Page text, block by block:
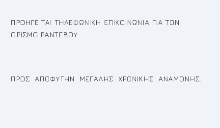
ΠΡΟΗΓΕΙΤΑΙ ΤΗΛΕΦΩΝΙΚΗ ΕΠΙΚΟΙΝΩΝΙΑ ΓΙΑ ΤΟΝ
ΟΡΙΣΜΟ ΡΑΝΤΕΒΟΥ
ΠΡΟΣ ΑΠΟΦΥΓΗΝ ΜΕΓΑΛΗΣ ΧΡΟΝΙΚΗΣ ΑΝΑΜΟΝΗΣ.